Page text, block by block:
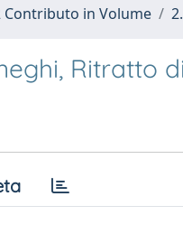
Contributo in Volume
Ritratto